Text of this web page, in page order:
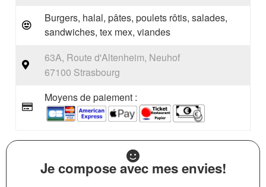
Burgers, halal, pâtes, poulets rôtis, salades,
sandwiches, tex mex, viandes
63A, Route d'Altenheim, Neuhof
67100 Strasbourg
Moyens de paiement :
Je compose avec mes envies!